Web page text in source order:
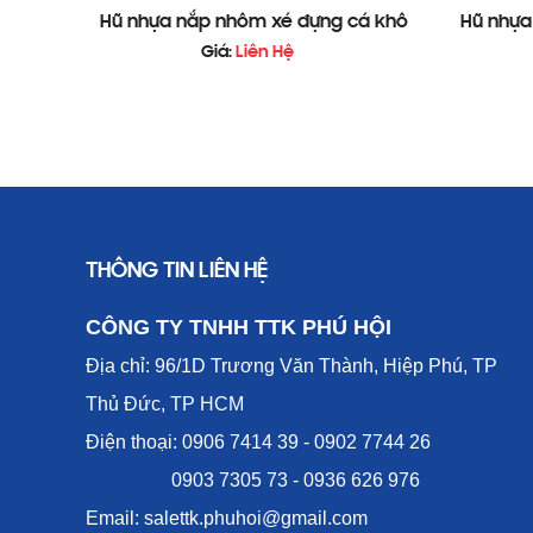
2. Chất liệu và thiết kế Hũ nhựa nắp nhôm
Thiết Kế Tròn, Thẳng Thành – Giúp Tối Ưu
Miệng Rộng Thuận Tiện Cho Việc Cho Kẹo
Dung Tích Đa Dạng – Phù Hợp Với Nhiều
Tạo Cảm Giác Sang Trọng Và Gọn Gàng Khi
Hũ nhựa nắp nhôm xé đựng cá khô
Giá: Liên Hệ
Hũ
THÔNG TIN LIÊN HỆ
CÔNG TY TNHH TTK PHÚ HỘI
Địa chỉ: 96/1D Trương Văn Thành, Hiệp Phú, TP
Thủ Đức, TP HCM
Điện thoại: 0906 7414 39 - 0902 7744 26
0903 7305 73 - 0936 626 976
Email: salettk.phuhoi@gmail.com